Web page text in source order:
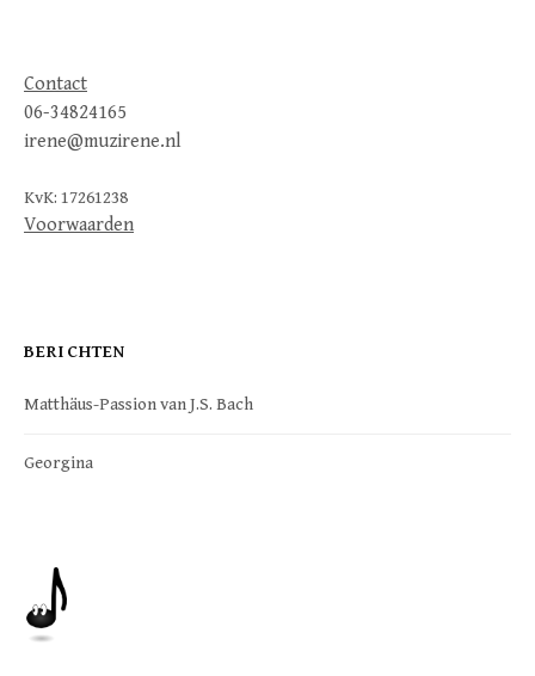
Contact
06-34824165
irene@muzirene.nl
KvK: 17261238
Voorwaarden
BERICHTEN
Matthäus-Passion van J.S. Bach
Georgina